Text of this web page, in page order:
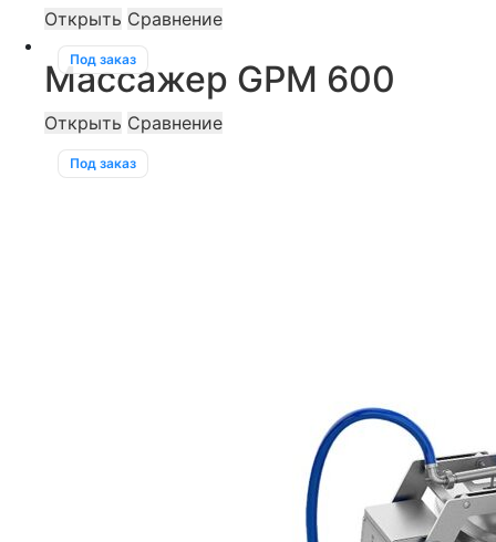
Открыть Сравнение
Под заказ
Массажер GPM 600
Открыть Сравнение
Под заказ